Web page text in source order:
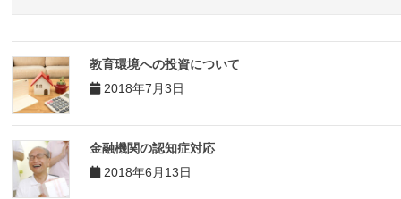
教育環境への投資について
2018年7月3日
金融機関の認知症対応
2018年6月13日